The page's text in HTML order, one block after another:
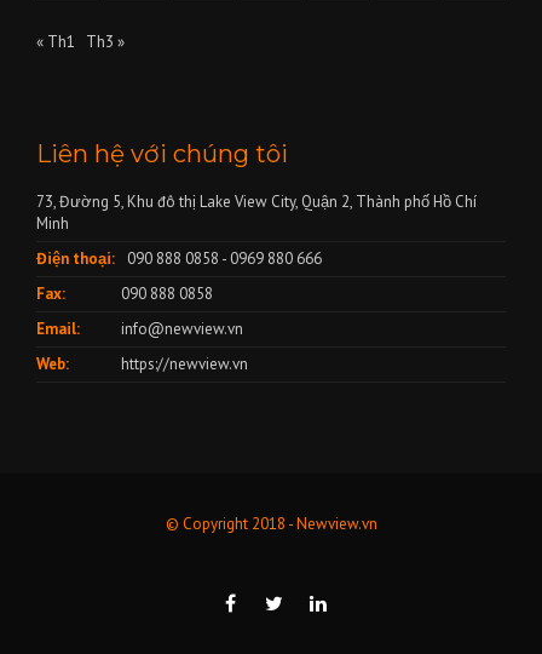
« Th1 Th3 »
Liên hệ với chúng tôi
73, Đường 5, Khu đô thị Lake View City, Quận 2, Thành phố Hồ Chí
Minh
Điện thoại:
090 888 0858 - 0969 880 666
Fax:
090 888 0858
Email:
info@newview.vn
Web:
https://newview.vn
© Copyright 2018 - Newview.vn